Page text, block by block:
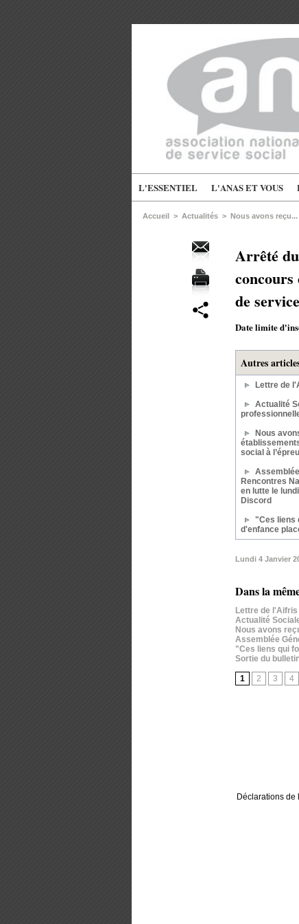
L'ESSENTIEL L'ANAS ET VOUS
Accueil > Actualités > Nous avons reçu...
Arrêté
de
Date limite
Autres
Lettre de
Actualité
Nous
social à
Rencontres
en lutte le
Discord
"Ces liens
d'enfance
Lundi 4 Janvier
Dans la
Lettre de l'Aifris
Actualité
Nous avons
Assemblée
"Ces liens qui
Sortie du
1 2 3 4
Déclarations de